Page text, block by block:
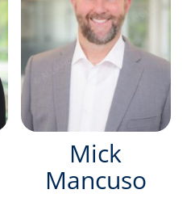
Mick
Mancuso